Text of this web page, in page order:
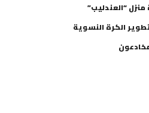
“العندليب”
الكرة النسوية